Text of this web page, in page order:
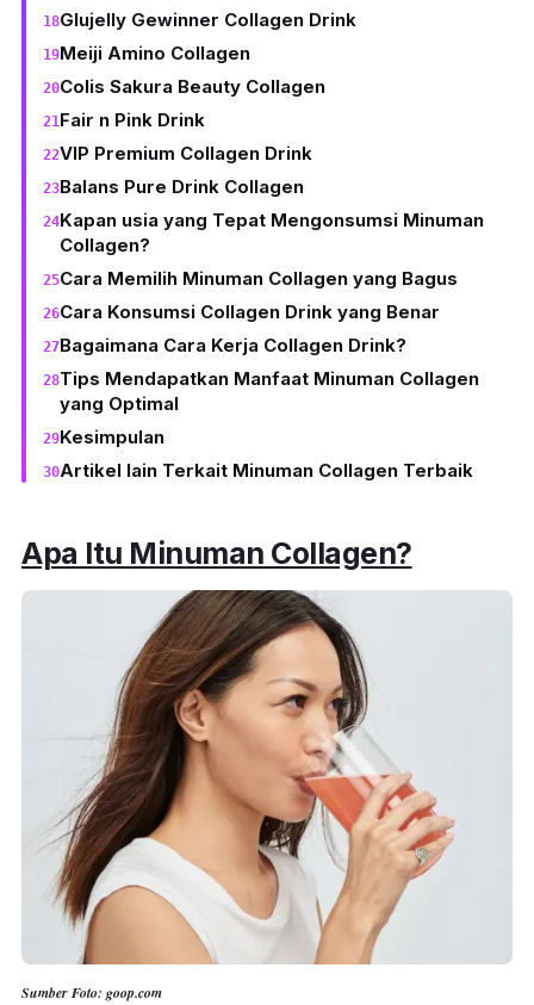
Glujelly Gewinner Collagen Drink
Meiji Amino Collagen
Colis Sakura Beauty Collagen
Fair n Pink Drink
VIP Premium Collagen Drink
Balans Pure Drink Collagen
Kapan usia yang Tepat Mengonsumsi Minuman
Collagen?
Cara Memilih Minuman Collagen yang Bagus
Cara Konsumsi Collagen Drink yang Benar
Bagaimana Cara Kerja Collagen Drink?
Tips Mendapatkan Manfaat Minuman Collagen
yang Optimal
Kesimpulan
Artikel lain Terkait Minuman Collagen Terbaik
Apa Itu Minuman Collagen?
Sumber Foto: goop.com